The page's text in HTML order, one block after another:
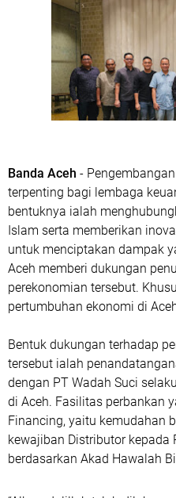
Banda Aceh -
terpenting bagi lembaga
bentuknya ialah
Islam serta memberikan
untuk menciptakan dampak
Aceh memberi dukungan
perekonomian tersebut.
pertumbuhan ekonomi di
Bentuk dukungan terhadap
tersebut ialah
dengan PT Wadah Suci
di Aceh. Fasilitas perbankan
Financing, yaitu kemudahan
kewajiban Distributor kepada
berdasarkan Akad Hawalah